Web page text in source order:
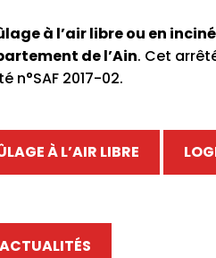
à l’air libre ou en
de l’Ain. Cet
n°SAF 2017-02.
À L’AIR LIBRE